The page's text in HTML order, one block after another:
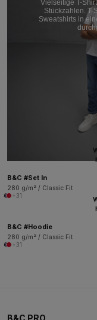
Vielseitige T-
Stückzahlen. T-
Sweatshirts in
B&C #Set In
280 g/m² / Classic Fit
+31
B&C #Hoodie
280 g/m² / Classic Fit
+31
B&C PRO